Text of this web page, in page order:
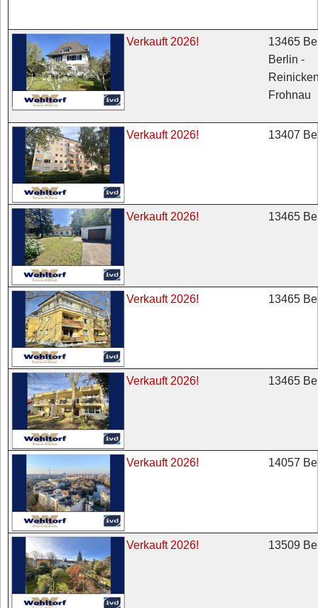
Verkauft 2026!
13465
Berlin -
Frohnau
Verkauft 2026! 13407
Verkauft 2026! 13465
Verkauft 2026! 13465
Verkauft 2026! 13465
Verkauft 2026! 14057
Verkauft 2026! 13509